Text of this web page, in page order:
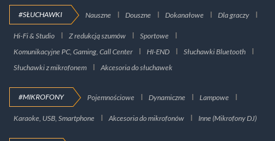
#SŁUCHAWKI Nauszne Douszne Dokanałowe Dla graczy
Hi-Fi & Studio Z redukcją szumów
Sportowe
Komunikacyjne PC, Gaming, Call Center
HI-END
Słuchawki Bluetooth
Słuchawki z mikrofonem
Akcesoria do słuchawek
#MIKROFONY Pojemnościowe Dynamiczne Lampowe
Karaoke, USB, Smartphone Akcesoria do mikrofonów Inne (Mikrofony DJ)